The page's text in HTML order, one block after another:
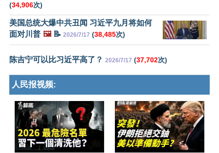
(34,906次)
美国总统大爆中共丑闻 习近平九月将如何
面对川普 🖼️📝 2026/7/17 (38,485次)
陈吉宁可以比习近平高了？ 2026/7/17 (37,702次)
人民报视频: